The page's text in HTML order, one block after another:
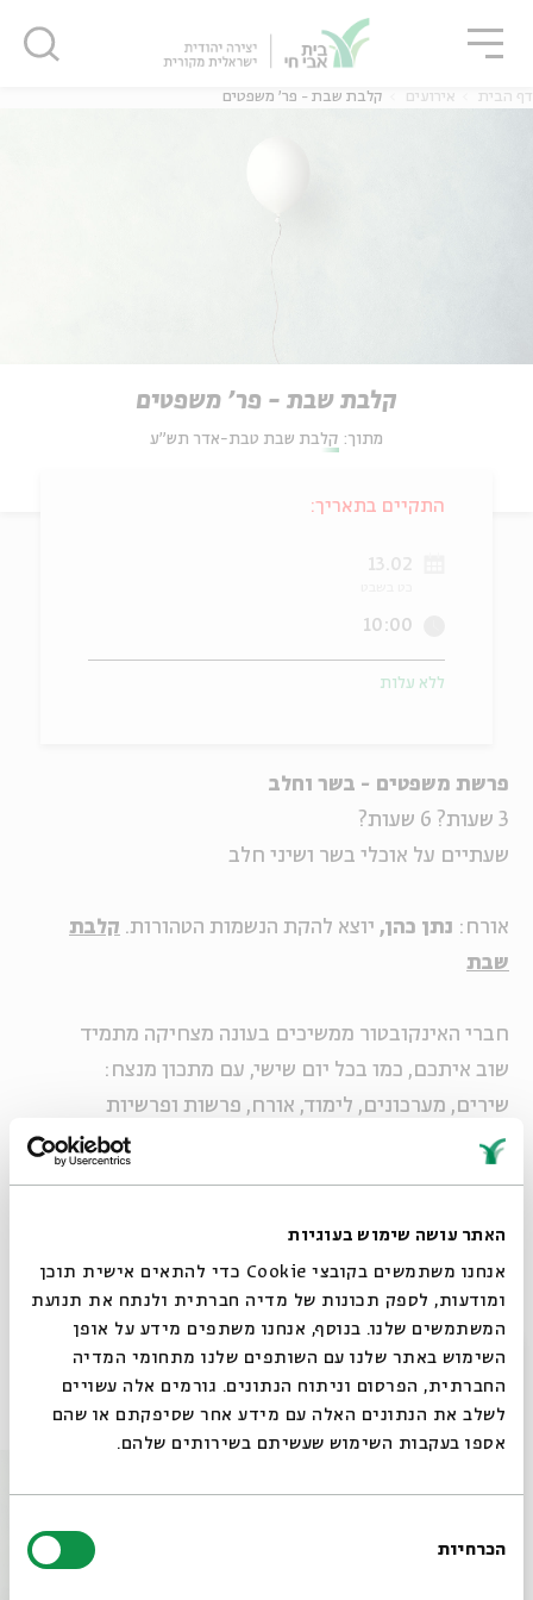
האתר עושה שימוש בעוגיות
אנחנו משתמשים בקובצי Cookie כדי להתאים אישית תוכן
ומודעות, לספק תכונות של מדיה חברתית ולנתח את תנועת
המשתמשים שלנו. בנוסף, אנחנו משתפים מידע על אופן
השימוש באתר שלנו עם השותפים שלנו מתחומי המדיה
החברתית, הפרסום וניתוח הנתונים. גורמים אלה עשויים
לשלב את הנתונים האלה עם מידע אחר שסיפקתם או שהם
אספו בעקבות השימוש שעשיתם בשירותים שלהם.
הסכמה
הכרחיות
דף הבית אירועים קלבת שבת - פר' משפטים
קלבת שבת - פר' משפטים
מתוך: קלבת שבת טבת-אדר תש"ע
פרשת משפטים - בשר וחלב
3 שעות? 6 שעות?
שעתיים על אוכלי בשר ושיני חלב
אורח: נתן כהן, יוצא להקת הנשמות הטהורות. קלבת
שבת
חברי האינקובטור ממשיכים בעונה מצחיקה מתמיד
שוב איתכם, כמו בכל יום שישי, עם מתכון מנצח:
שירים, מערכונים, לימוד, אורח, פרשות ופרשיות
שיתוף הוספה ליומן הרשמה לאירועים דומים
התקיים בתאריך:
13.02
10:00
ללא עלות
אירועים נוספים בסדרה
סגור
סגור